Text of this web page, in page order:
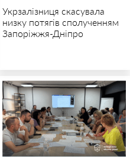
Укрзалізниця скасувала
низку потягів сполученням
Запоріжжя-Дніпро